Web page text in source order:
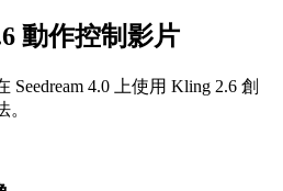
動作控制影片
4.0 上使用 Kling 2.6 創